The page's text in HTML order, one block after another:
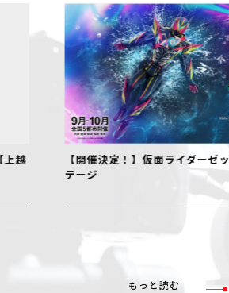
【開催決定！】仮面ライダーゼッツ フ
もっと読む